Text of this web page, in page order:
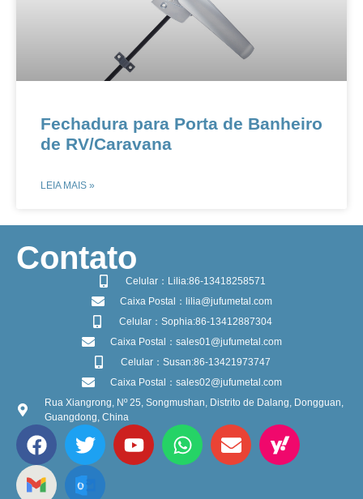
Fechadura para Porta de Banheiro
de RV/Caravana
LEIA MAIS »
​Contato
Celular：Lilia:86-13418258571
Caixa Postal：lilia@jufumetal.com
Celular：Sophia:86-13412887304
Caixa Postal：sales01@jufumetal.com
Celular：Susan:86-13421973747
Caixa Postal：sales02@jufumetal.com
Rua Xiangrong, Nº 25, Songmushan, Distrito de Dalang, Dongguan,
Guangdong, China